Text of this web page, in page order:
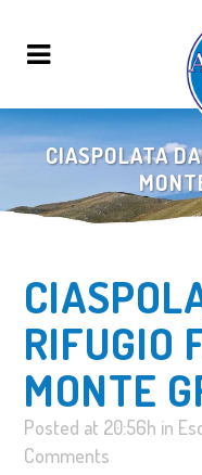
CIASPOLATA
RIFUGIO
MONTE
Posted at 20:56h in
Comments